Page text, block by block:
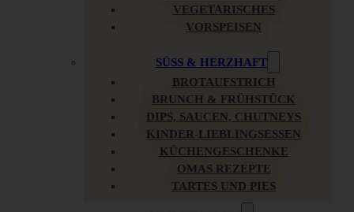
VEGETARISCHES
VORSPEISEN
SÜSS & HERZHAFT
BROTAUFSTRICH
BRUNCH & FRÜHSTÜCK
DIPS, SAUCEN, CHUTNEYS
KINDER-LIEBLINGSESSEN
KÜCHENGESCHENKE
OMAS REZEPTE
TARTES UND PIES